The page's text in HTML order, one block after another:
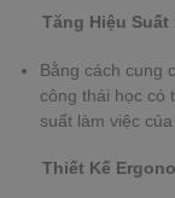
Tăng Hiệu Suất
Bằng cách cung
công thái học có
suất làm việc
Thiết Kế